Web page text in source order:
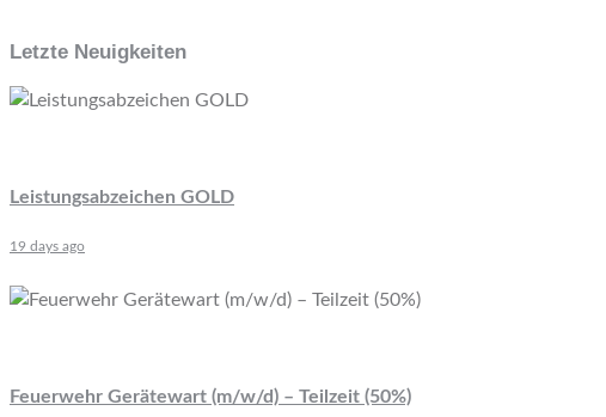
Letzte Neuigkeiten
Leistungsabzeichen GOLD
19 days ago
Feuerwehr Gerätewart (m/w/d) – Teilzeit (50%)